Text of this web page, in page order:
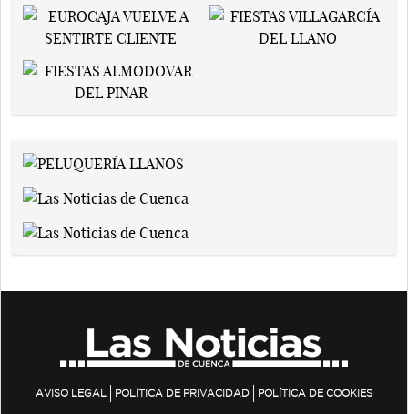
AVISO LEGAL POLÍTICA DE PRIVACIDAD POLÍTICA DE COOKIES